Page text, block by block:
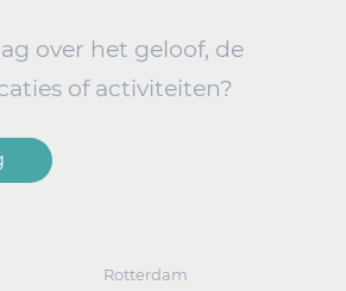
over het geloof, de
of activiteiten?
Rotterdam